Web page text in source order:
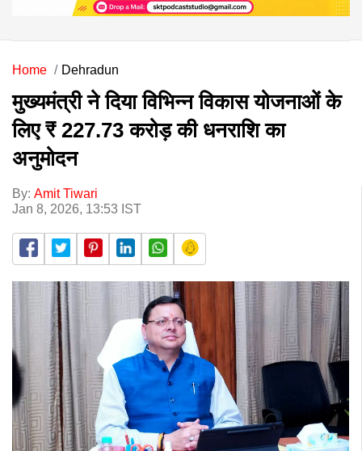
Home Dehradun
मुख्यमंत्री ने दिया विभिन्न विकास योजनाओं के
लिए ₹ 227.73 करोड़ की धनराशि का
अनुमोदन
By: Amit Tiwari
Jan 8, 2026, 13:53 IST